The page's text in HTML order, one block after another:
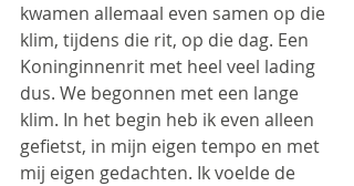
kwamen allemaal even samen op die
klim, tijdens die rit, op die dag. Een
Koninginnenrit met heel veel lading
dus. We begonnen met een lange
klim. In het begin heb ik even alleen
gefietst, in mijn eigen tempo en met
mij eigen gedachten. Ik voelde de